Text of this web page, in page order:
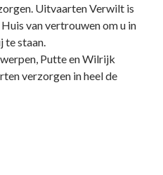
Uitvaarten Verwilt is
van vertrouwen om u in
te staan.
Putte en Wilrijk
verzorgen in heel de